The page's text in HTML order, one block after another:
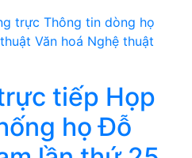
trực Thông tin dòng họ
Văn hoá Nghệ thuật
tiếp Họp
họ Đỗ